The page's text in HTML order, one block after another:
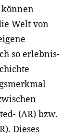
Welt von
so erlebnis-
(AR) bzw.
Dieses